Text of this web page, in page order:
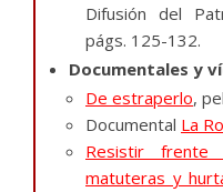
Difusión del
págs. 125-132.
Documentales y
De estraperlo,
Documental La
Resistir frente
matuteras y